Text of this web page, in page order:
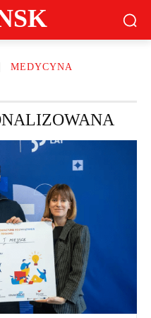
MEDYCYNA